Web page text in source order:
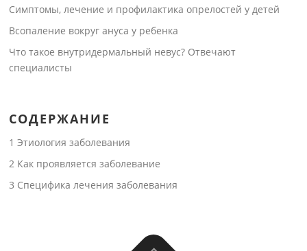
Симптомы, лечение и профилактика опрелостей у детей
Всопаление вокруг ануса у ребенка
Что такое внутридермальный невус? Отвечают
специалисты
СОДЕРЖАНИЕ
1 Этиология заболевания
2 Как проявляется заболевание
3 Специфика лечения заболевания